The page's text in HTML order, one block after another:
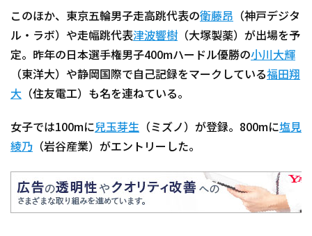
このほか、東京五輪男子走高跳代表の衛藤昂 （神戸デジタ
ル・ラボ）や走幅跳代表津波響樹 （大塚製薬）が出場を予
定。昨年の日本選手権男子400mハードル優勝の小川大輝
（東洋大）や静岡国際で自己記録をマークしている福田翔
大 （住友電工）も名を連ねている。
女子では100mに兒玉芽生 （ミズノ）が登録。800mに塩見
綾乃 （岩谷産業）がエントリーした。